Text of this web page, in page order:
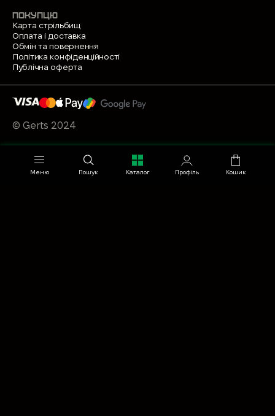
ПОКУПЦЮ
Карта стрільбищ
Оплата і доставка
Обмін та повернення
Політика конфіденційності
Публічна оферта
© Gerts 2024
Меню Пошук Каталог Профіль Кошик